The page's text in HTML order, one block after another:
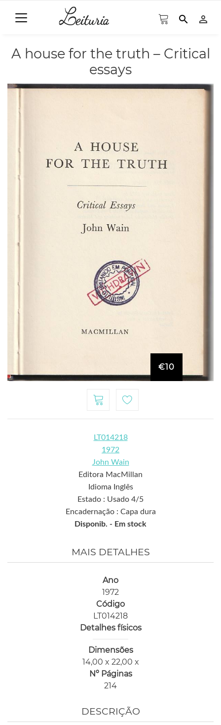
search person_outline
A house for the truth – Critical
essays
€10
LT014218
1972
John Wain
Editora MacMillan
Idioma Inglês
Estado : Usado 4/5
Encadernação : Capa dura
Disponib. - Em stock
MAIS DETALHES
Ano
1972
Código
LT014218
Detalhes físicos
Dimensões
14,00 x 22,00 x
Nº Páginas
214
DESCRIÇÃO